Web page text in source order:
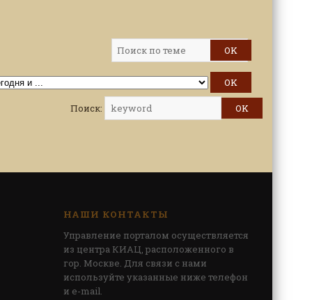
Поиск:
НАШИ КОНТАКТЫ
Управление порталом осуществляется
из центра КИАЦ, расположенного в
гор. Москве. Для связи с нами
используйте указанные ниже телефон
и e-mail.